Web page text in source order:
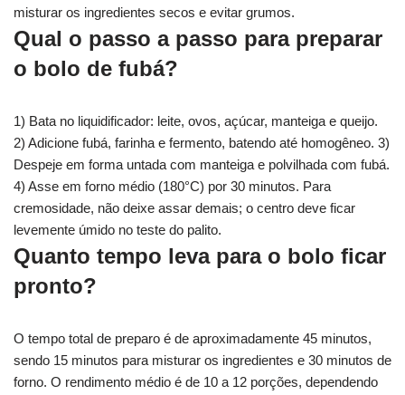
misturar os ingredientes secos e evitar grumos.
Qual o passo a passo para preparar
o bolo de fubá?
1) Bata no liquidificador: leite, ovos, açúcar, manteiga e queijo.
2) Adicione fubá, farinha e fermento, batendo até homogêneo. 3)
Despeje em forma untada com manteiga e polvilhada com fubá.
4) Asse em forno médio (180°C) por 30 minutos. Para
cremosidade, não deixe assar demais; o centro deve ficar
levemente úmido no teste do palito.
Quanto tempo leva para o bolo ficar
pronto?
O tempo total de preparo é de aproximadamente 45 minutos,
sendo 15 minutos para misturar os ingredientes e 30 minutos de
forno. O rendimento médio é de 10 a 12 porções, dependendo